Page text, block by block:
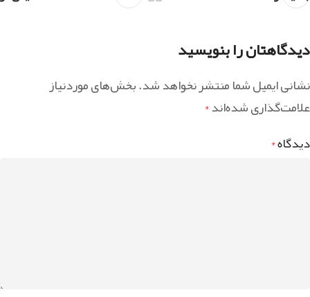
دیدگاهتان را بنویسید
نشانی ایمیل شما منتشر نخواهد شد.بخش‌های موردنیاز
علامت‌گذاری شده‌اند*
دیدگاه*